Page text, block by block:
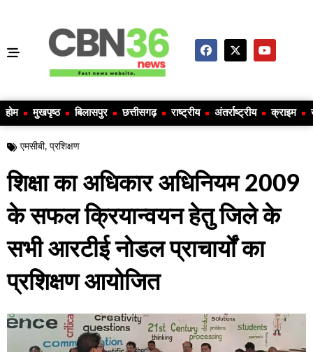
होम मुखपृष्ठ बिलासपुर छत्तीसगढ़ राष्ट्रीय अंतर्राष्ट्रीय क्राइम
एमसीबी, प्रशिक्षण
शिक्षा का अधिकार अधिनियम 2009
के सफल क्रियान्वयन हेतु जिले के
सभी आरटीई नोडल प्राचार्यों का
प्रशिक्षण आयोजित